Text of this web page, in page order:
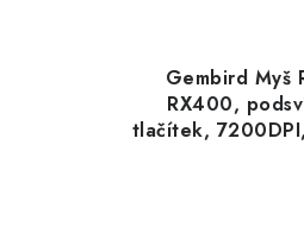
Gembird Myš
RX400,
tlačítek,